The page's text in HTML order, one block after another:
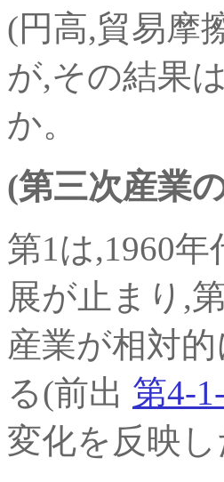
(円高,貿易摩
が,その結果
か。
(第三次産業
第1は,1960
展が止まり,
産業が相対
る(前出 第4-
変化を反映